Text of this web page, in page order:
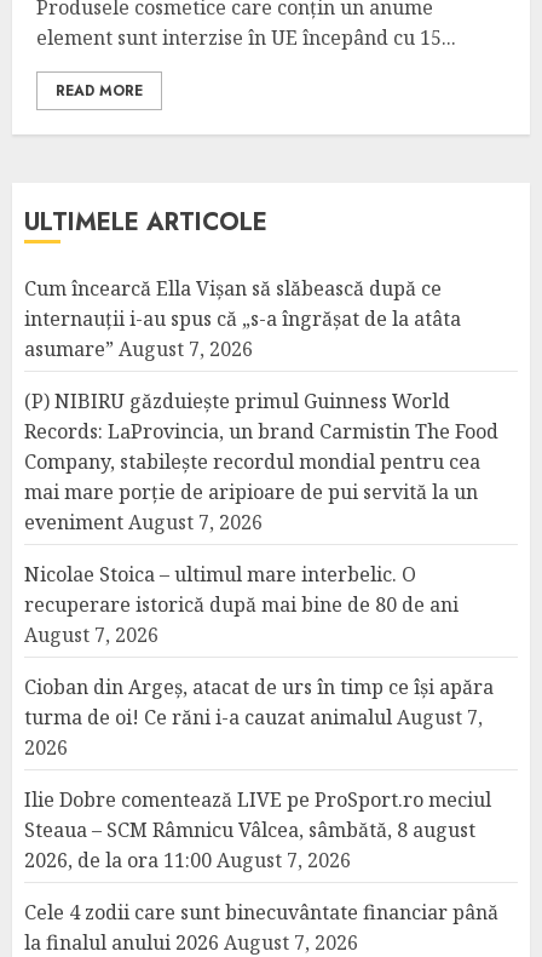
Produsele cosmetice care conțin un anume
element sunt interzise în UE începând cu 15...
READ MORE
ULTIMELE ARTICOLE
Cum încearcă Ella Vișan să slăbească după ce
internauții i-au spus că „s-a îngrășat de la atâta
asumare” August 7, 2026
(P) NIBIRU găzduiește primul Guinness World
Records: LaProvincia, un brand Carmistin The Food
Company, stabilește recordul mondial pentru cea
mai mare porție de aripioare de pui servită la un
evenimentAugust 7, 2026
Nicolae Stoica – ultimul mare interbelic. O
recuperare istorică după mai bine de 80 de ani
August 7, 2026
Cioban din Argeș, atacat de urs în timp ce își apăra
turma de oi! Ce răni i-a cauzat animalulAugust 7,
2026
Ilie Dobre comentează LIVE pe ProSport.ro meciul
Steaua – SCM Râmnicu Vâlcea, sâmbătă, 8 august
2026, de la ora 11:00August 7, 2026
Cele 4 zodii care sunt binecuvântate financiar până
la finalul anului 2026 August 7, 2026